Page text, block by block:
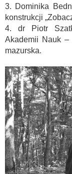
3. Dominika
konstrukcji
4. dr Piotr
Akademii Nauk –
mazurska.